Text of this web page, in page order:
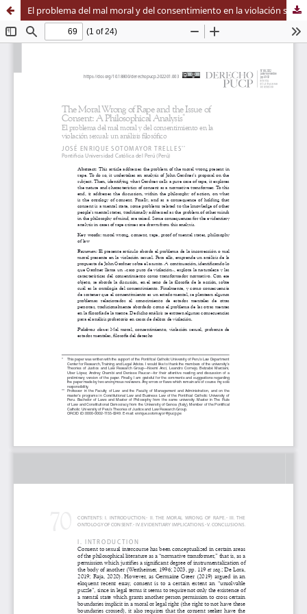
El problema del mal moral y del consentimiento en la violación sexual: un análisis filosófico